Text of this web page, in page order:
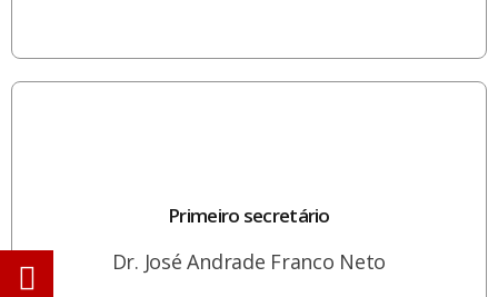
Primeiro secretário
Dr. José Andrade Franco Neto